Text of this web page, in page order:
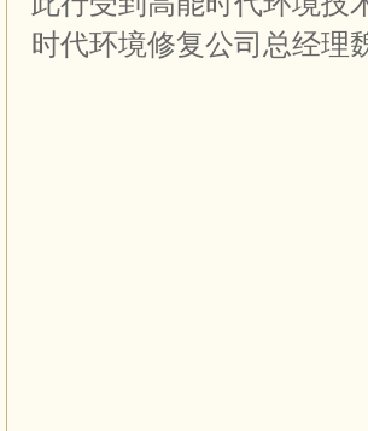
时代环境修复公司总经理